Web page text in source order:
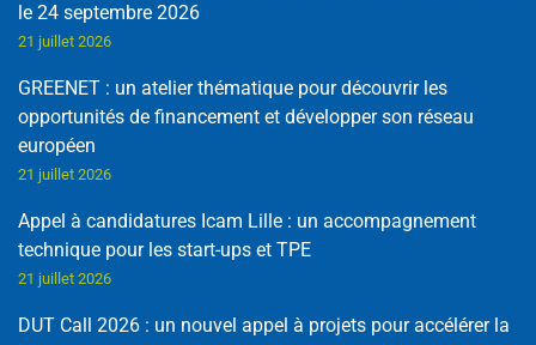
le 24 septembre 2026
21 juillet 2026
GREENET : un atelier thématique pour découvrir les
opportunités de financement et développer son réseau
européen
21 juillet 2026
Appel à candidatures Icam Lille : un accompagnement
technique pour les start-ups et TPE
21 juillet 2026
DUT Call 2026 : un nouvel appel à projets pour accélérer la